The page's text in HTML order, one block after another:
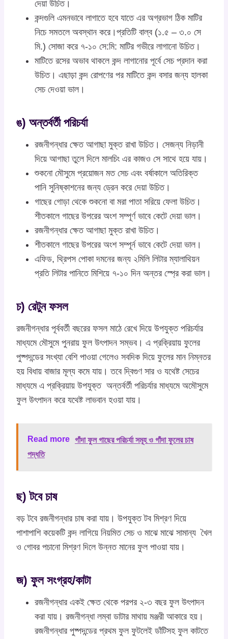
দেয়া উচিত।
কন্দগুলি এমনভাবে লাগাতে হবে যাতে এর অগ্রভাগ ঠিক মাটির
নিচে সমতলে অবস্থান করে।প্রতিটি বাল্ব (১.৫ – ৩.০ সে
মি.) সোজা করে ৭-১০ সে:মি: মাটির গভীরে লাগানো উচিত।
মাটিতে রসের অভাব থাকলে কন্দ লাগানোর পূর্বে সেচ প্রদান করা
উচিত। এছাড়া কন্দ রোপণের পর মাটিতে কন্দ বসার জন্য হালকা
সেচ দেওয়া ভাল।
ঙ) অন্তর্বর্তী পরিচর্যা
রজনীগন্ধার ক্ষেত আগাছা মুক্ত রাখা উচিত। সেজন্য নিড়ানী
দিয়ে আগাছা তুলে দিলে মালচিং এর কাজও সে সাথে হয়ে যায়।
শুকনো মৌসুমে প্রয়োজন মত সেচ এবং বর্ষাকালে অতিরিক্ত
পানি সুনিষ্কাশনের জন্য ড্রেন করে দেয়া উচিত।
গাছের গোড়া থেকে শুকনো বা মরা পাতা সরিয়ে ফেলা উচিত।
শীতকালে গাছের উপরের অংশ সম্পূর্ণ ভাবে কেটে দেয়া ভাল।
রজনীগন্ধার ক্ষেত আগাছা মুক্ত রাখা উচিত।
শীতকালে গাছের উপরের অংশ সম্পূর্ন ভাবে কেটে দেয়া ভাল।
এফিড, থ্রিপস পোকা দমনের জন্য ২মিলি লিটার ম্যালাথিয়ন
প্রতি লিটার পানিতে মিশিয়ে ৭-১০ দিন অন্তর স্প্রে করা ভাল।
চ) রেটুন ফসল
রজনীগন্ধার পূর্ববর্তী বছরের ফসল মাঠে রেখে দিয়ে উপযুক্ত পরিচর্যার
মাধ্যমে মৌসুমে পুনরায় ফুল উৎপাদন সম্ভব। এ প্রক্রিয়ায় ফুলের
পুষ্পদন্ডের সংখ্যা বেশি পাওয়া গেলেও সবদিক দিয়ে ফুলের মান নিম্নতর
হয় বিধায় বাজার মূল্য কমে যায়। তবে দ্বিগুণ সার ও যথেষ্ট সেচের
মাধ্যমে এ প্রক্রিয়ায় উপযুক্ত অন্তর্বর্তী পরিচর্যার মাধ্যমে অমৌসুমে
ফুল উৎপাদন করে যথেষ্ট লাভবান হওয়া যায়।
Read more গাঁদা ফুল গাছের পরিচর্যা সমূহ ও গাঁদা ফুলের চাষ
পদ্ধতি
ছ) টবে চাষ
বড় টবে রজনীগন্ধার চাষ করা যায়। উপযুক্ত টব মিশ্রণ দিয়ে
পাশাপাশি কয়েকটি কন্দ লাগিয়ে নিয়মিত সেচ ও মাঝে মাঝে সামান্য খৈল
ও গোবর পচানো মিশ্রণ দিলে উন্নত মানের ফুল পাওয়া যায়।
জ) ফুল সংগ্রহ/কাটা
রজনীগন্ধার একই ক্ষেত থেকে পরপর ২-৩ বছর ফুল উৎপাদন
করা যায়। রজনীগন্ধা লম্বা ডাটার মাথায় মঞ্জরী আকারে হয়।
রজনীগন্ধার পুষ্পদন্ডের প্রথম ফুল ফুটলেই ডাঁটিসহ ফুল কাটতে